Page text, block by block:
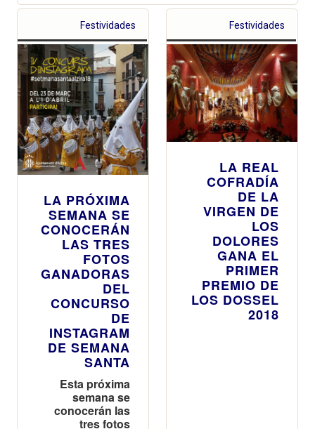
Festividades
LA PRÓXIMA
SEMANA SE
CONOCERÁN
LAS TRES
FOTOS
GANADORAS
DEL
CONCURSO
DE
INSTAGRAM
DE SEMANA
SANTA
Esta próxima
semana se
conocerán las
tres fotos
Festividades
LA REAL
COFRADÍA
DE LA
VIRGEN DE
LOS
DOLORES
GANA EL
PRIMER
PREMIO DE
LOS DOSSEL
2018